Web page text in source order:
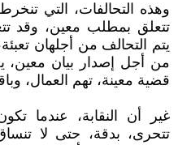
وهذه التحالفات، التي تنخرط
تتعلق بمطلب معين، وقد
يتم التحالف من أجلهان
من أجل إصدار بيان معين،
قضية معينة، تهم العمال،
غير أن النقابة، عندما
تتحرى، بدقة، حتى لا